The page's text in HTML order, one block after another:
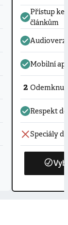
Přístup ke
článkům
Mobilní
2
Respekt
Speciály